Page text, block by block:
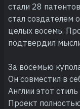
стали 28
стал создателем
целых восемь.
подтвердил
За восемью
Он совместил в
Англии этот
Проект